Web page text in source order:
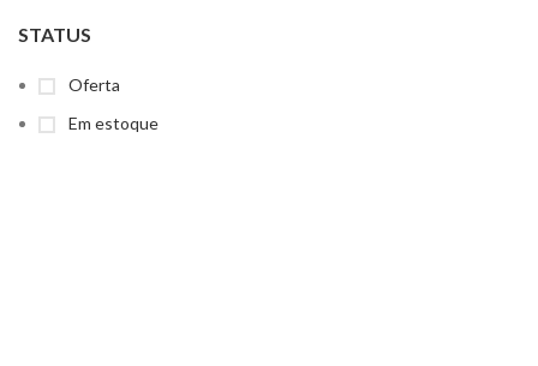
STATUS
Oferta
Em estoque